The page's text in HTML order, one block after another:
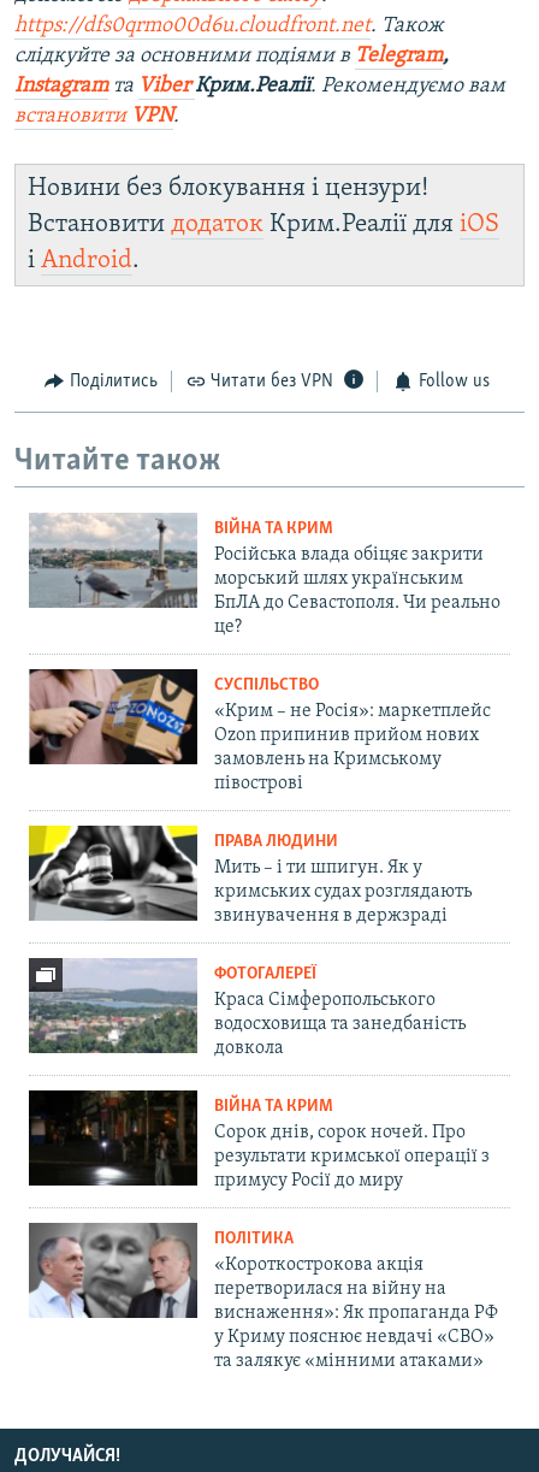
https://dfs0qrmo00d6u.cloudfront.net. Також
слідкуйте за основними подіями в Telegram,
Instagramта ViberКрим.Реалії. Рекомендуємо вам
встановити VPN.
Новини без блокування і цензури!
Встановити додаток Крим.Реалії для iOS
і Android.
Поділитись Читати без VPN Follow us
Читайте також
ВІЙНА ТА КРИМ
Російська влада обіцяє закрити
морський шлях українським
БпЛА до Севастополя. Чи реально
це?
СУСПІЛЬСТВО
«Крим – не Росія»: маркетплейс
Ozon припинив прийом нових
замовлень на Кримському
півострові
ПРАВА ЛЮДИНИ
Мить – і ти шпигун. Як у
кримських судах розглядають
звинувачення в держзраді
ФОТОГАЛЕРЕЇ
Краса Сімферопольського
водосховища та занедбаність
довкола
ВІЙНА ТА КРИМ
Сорок днів, сорок ночей. Про
результати кримської операції з
примусу Росії до миру
ПОЛІТИКА
«Короткострокова акція
перетворилася на війну на
виснаження»: Як пропаганда РФ
у Криму пояснює невдачі «СВО»
та залякує «мінними атаками»
ДОЛУЧАЙСЯ!